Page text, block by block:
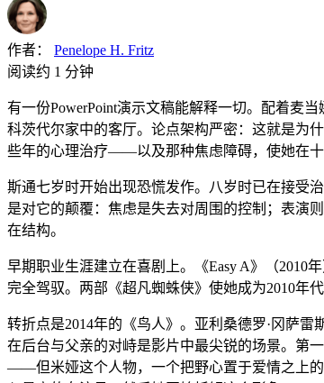
作者：
Penelope H. Fritz
阅读约 1 分钟
有一份PowerPoint演示文稿能解释一切。配着麦
科茨代尔家中的客厅。论点架构严密：这就是为
些年的心理治疗——以及那种焦虑障碍，使她在十
斯通七岁时开始出现恐慌发作。八岁时已在接受
是对它的颠覆：焦虑是失去对周围的控制；表
在结构。
早期职业生涯建立在喜剧上。《Easy A》（2010
完全驾驭。两部《超凡蜘蛛侠》使她成为2010年
转折点是2014年的《鸟人》。亚利桑德罗·冈萨
在后台与父亲的对峙是影片中最尖锐的场景。第
——但米娅这个人物，一个把野心置于爱情之上